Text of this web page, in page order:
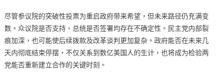
尽管参议院的突破性投票为重启政府带来希望，但未来路径仍充满变
数。众议院是否支持、总统是否签署均存在不确定性。民主党内部裂
痕加深，也可能使后续拨款及改革谈判更加复杂。政府能否在未来几
天内彻底结束停摆，不仅关系到数亿美国人的生计，也将成为检验两
党能否重新建立合作的关键时刻。